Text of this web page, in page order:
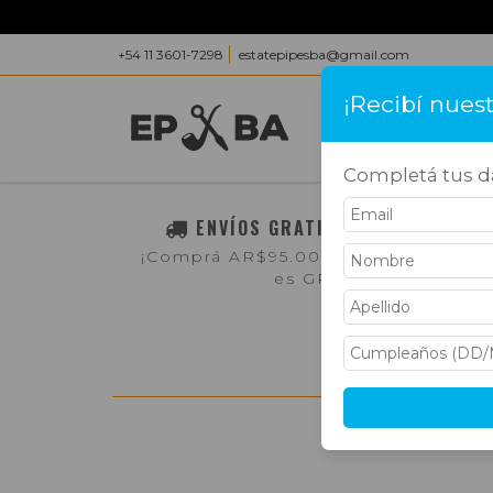
+54 11 3601-7298 estatepipesba@gmail.com
ENVÍOS GRATIS A TODO EL PAÍS
¡Comprá AR$95.000,- o más y el
es GRATIS!
¡Recibí
Completá tus